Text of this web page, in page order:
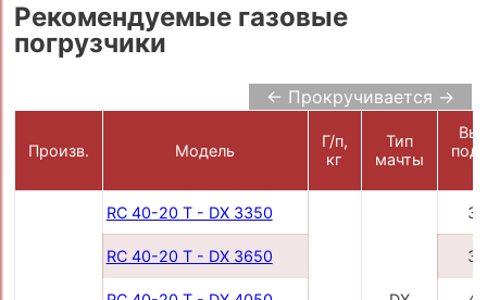
Рекомендуемые газовые
погрузчики
← Прокручивается →
Произв. Модель
Г/п,
кг
Тип
мачты
RC 40-20 T - DX 3350
RC 40-20 T - DX 3650